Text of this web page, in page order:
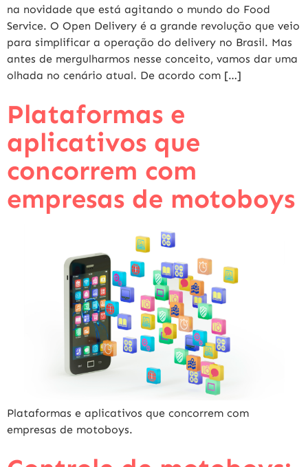
na novidade que está agitando o mundo do Food
Service. O Open Delivery é a grande revolução que veio
para simplificar a operação do delivery no Brasil. Mas
antes de mergulharmos nesse conceito, vamos dar uma
olhada no cenário atual. De acordo com […]
Plataformas e
aplicativos que
concorrem com
empresas de motoboys
Plataformas e aplicativos que concorrem com
empresas de motoboys.